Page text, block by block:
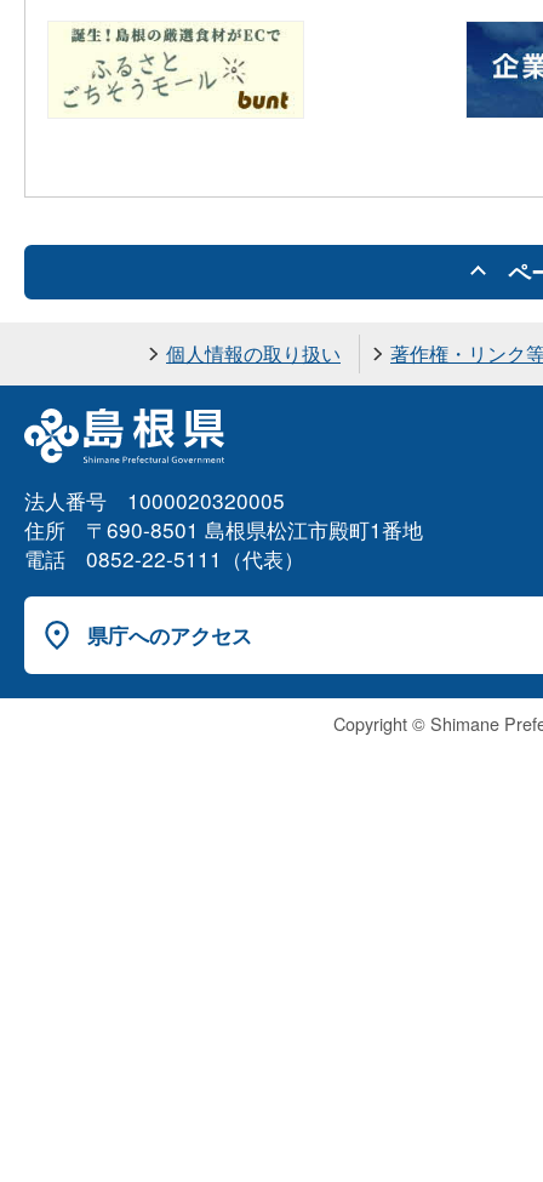
ペ
個人情報の取り扱い 著作権・リンク
法人番号 1000020320005
住所 〒690-8501 島根県松江市殿町1番地
電話 0852-22-5111（代表）
県庁へのアクセス
Copyright © Shimane